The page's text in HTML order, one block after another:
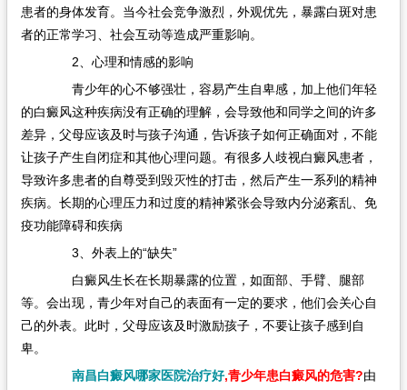
患者的身体发育。当今社会竞争激烈，外观优先，暴露白斑对患
者的正常学习、社会互动等造成严重影响。
2、心理和情感的影响
青少年的心不够强壮，容易产生自卑感，加上他们年轻
的白癜风这种疾病没有正确的理解，会导致他和同学之间的许多
差异，父母应该及时与孩子沟通，告诉孩子如何正确面对，不能
让孩子产生自闭症和其他心理问题。有很多人歧视白癜风患者，
导致许多患者的自尊受到毁灭性的打击，然后产生一系列的精神
疾病。长期的心理压力和过度的精神紧张会导致内分泌紊乱、免
疫功能障碍和疾病
3、外表上的“缺失”
白癜风生长在长期暴露的位置，如面部、手臂、腿部
等。会出现，青少年对自己的表面有一定的要求，他们会关心自
己的外表。此时，父母应该及时激励孩子，不要让孩子感到自
卑。
南昌白癜风哪家医院治疗好,青少年患白癜风的危害?由